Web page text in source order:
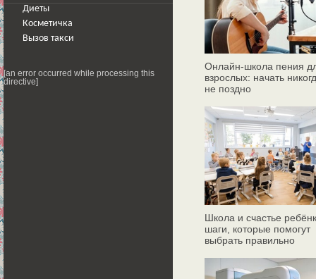
Диеты
Косметичка
Вызов такси
[an error occurred while processing this
directive]
Онлайн‑школа пения
взрослых: начать
не поздно
Школа и счастье
шаги, которые помогут
выбрать правильно